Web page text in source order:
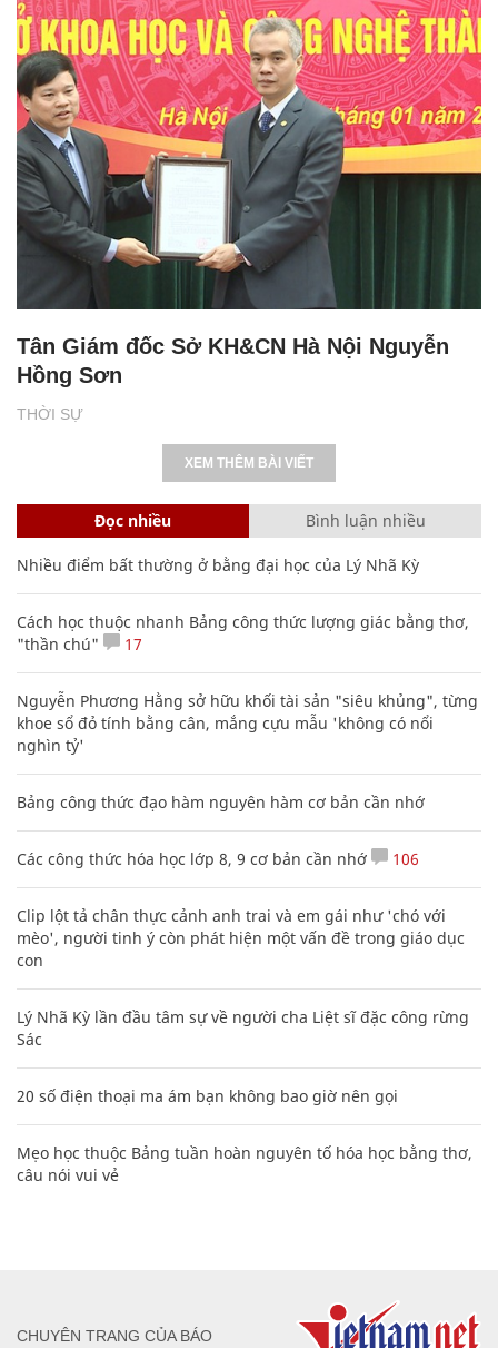
THỜI SỰ
Tân Giám đốc Sở KH&CN Hà Nội Nguyễn
Hồng Sơn
XEM THÊM BÀI VIẾT
Đọc nhiều Bình luận nhiều
Nhiều điểm bất thường ở bằng đại học của Lý Nhã Kỳ
Cách học thuộc nhanh Bảng công thức lượng giác bằng thơ,
"thần chú"
17
Nguyễn Phương Hằng sở hữu khối tài sản "siêu khủng", từng
khoe sổ đỏ tính bằng cân, mắng cựu mẫu 'không có nổi
nghìn tỷ'
Bảng công thức đạo hàm nguyên hàm cơ bản cần nhớ
Các công thức hóa học lớp 8, 9 cơ bản cần nhớ 106
Clip lột tả chân thực cảnh anh trai và em gái như 'chó với
mèo', người tinh ý còn phát hiện một vấn đề trong giáo dục
con
Lý Nhã Kỳ lần đầu tâm sự về người cha Liệt sĩ đặc công rừng
Sác
20 số điện thoại ma ám bạn không bao giờ nên gọi
Mẹo học thuộc Bảng tuần hoàn nguyên tố hóa học bằng thơ,
câu nói vui vẻ
CHUYÊN TRANG CỦA BÁO